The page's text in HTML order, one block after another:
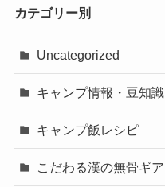
カテゴリー別
Uncategorized
キャンプ情報・豆知識
キャンプ飯レシピ
こだわる漢の無骨ギア